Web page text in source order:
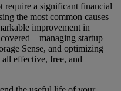
require a significant financial
the most common causes
improvement in
startup
Sense, and optimizing
effective, free, and